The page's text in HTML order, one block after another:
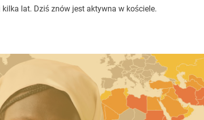
kilka lat. Dziś znów jest aktywna w kościele.